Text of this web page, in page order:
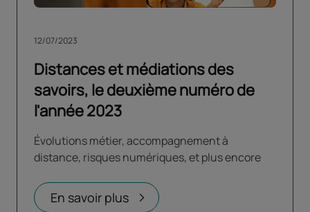
Distances et médiations des
savoirs, le deuxième numéro de
l'année 2023
12/07/2023
Évolutions métier, accompagnement à
distance, risques numériques, et plus encore
En savoir plus